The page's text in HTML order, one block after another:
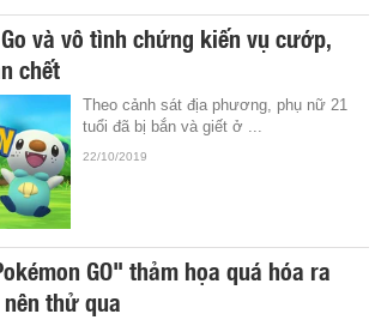
và vô tình chứng kiến vụ cướp,
chết
Theo cảnh sát địa phương, phụ nữ 21
tuổi đã bị bắn và giết ở ...
22/10/2019
GO" thảm họa quá hóa ra
thử qua